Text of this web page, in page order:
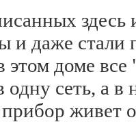
здесь
и даже
этом доме
одну сеть, а
живет